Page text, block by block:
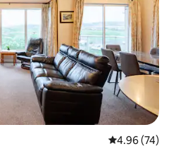
औसत रेटिंग 5 में
4.96 (74)